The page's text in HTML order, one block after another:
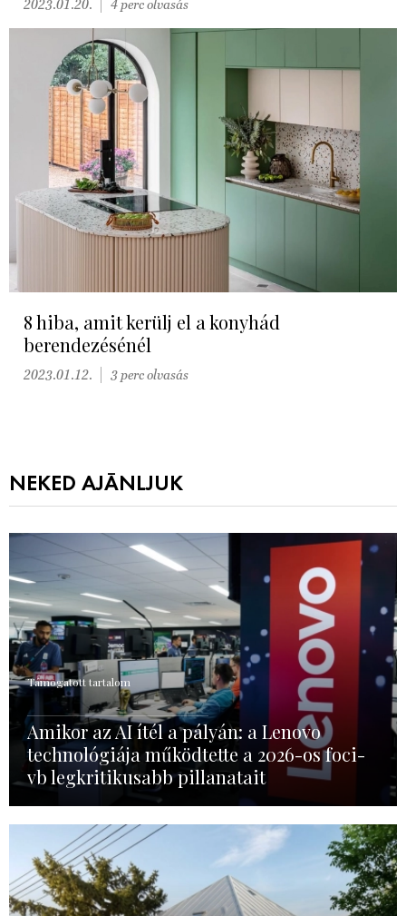
2023.01.20. 4 perc olvasás
8 hiba, amit kerülj el a konyhád
berendezésénél
2023.01.12. 3 perc olvasás
NEKED AJÁNLJUK
Támogatott tartalom
Amikor az AI ítél a pályán: a Lenovo
technológiája működtette a 2026-os foci-
vb legkritikusabb pillanatait